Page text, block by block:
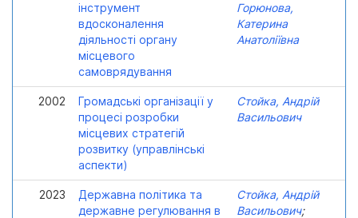
інструмент
вдосконалення
діяльності органу
місцевого
самоврядування
Горюнова,
Катерина
Анатоліївна
2002
Громадські організації у
процесі розробки
місцевих стратегій
розвитку (управлінські
аспекти)
Стойка, Андрій
Васильович
2023
Державна політика та
державне регулювання в
Стойка, Андрій
Васильович;